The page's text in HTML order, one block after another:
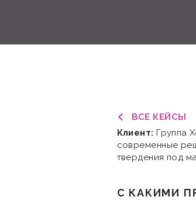
ВСЕ КЕЙСЫ
Клиент:Группа
современные
твердения под
С КАКИМИ